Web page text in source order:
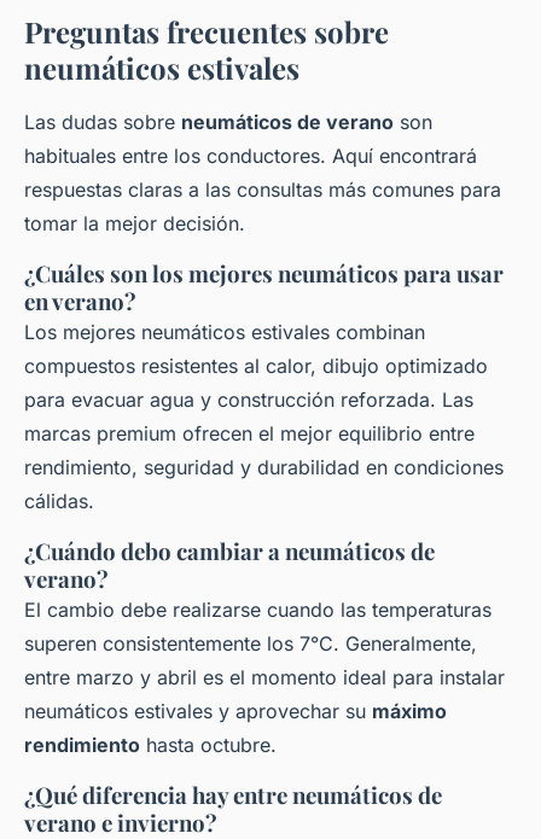
Preguntas frecuentes sobre
neumáticos estivales
Las dudas sobre neumáticos de verano son
habituales entre los conductores. Aquí encontrará
respuestas claras a las consultas más comunes para
tomar la mejor decisión.
¿Cuáles son los mejores neumáticos para usar
en verano?
Los mejores neumáticos estivales combinan
compuestos resistentes al calor, dibujo optimizado
para evacuar agua y construcción reforzada. Las
marcas premium ofrecen el mejor equilibrio entre
rendimiento, seguridad y durabilidad en condiciones
cálidas.
¿Cuándo debo cambiar a neumáticos de
verano?
El cambio debe realizarse cuando las temperaturas
superen consistentemente los 7°C. Generalmente,
entre marzo y abril es el momento ideal para instalar
neumáticos estivales y aprovechar su máximo
rendimiento hasta octubre.
¿Qué diferencia hay entre neumáticos de
verano e invierno?